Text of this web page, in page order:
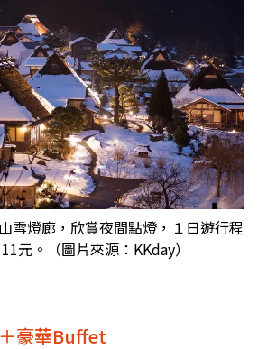
雪燈廊，欣賞夜間點燈，１日遊行程
元。（圖片來源：KKday）
豪華Buffet